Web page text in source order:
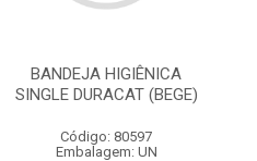
BANDEJA HIGIÊNICA
SINGLE DURACAT (BEGE)
Código: 80597
Embalagem: UN